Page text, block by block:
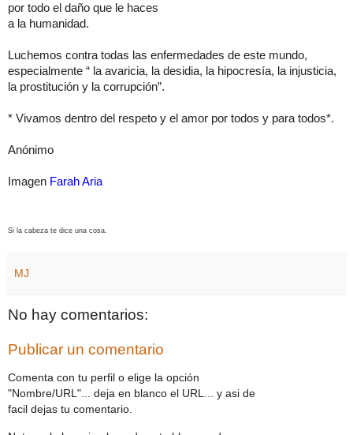
por todo el daño que le haces
a la humanidad.
Luchemos contra todas las enfermedades de este mundo,
especialmente “ la avaricia, la desidia, la hipocresía, la injusticia,
la prostitución y la corrupción”.
* Vivamos dentro del respeto y el amor por todos y para todos*.
Anónimo
Imagen Farah Aria
Si la cabeza te dice una cosa.
MJ
No hay comentarios:
Publicar un comentario
Comenta con tu perfil o elige la opción
"Nombre/URL"... deja en blanco el URL... y asi de
facil dejas tu comentario.